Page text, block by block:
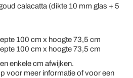
calacatta (dikte 10 mm glas + 5
100 cm x hoogte 73,5 cm
100 cm x hoogte 73,5 cm
enkele cm afwijken.
voor meer informatie of voor een